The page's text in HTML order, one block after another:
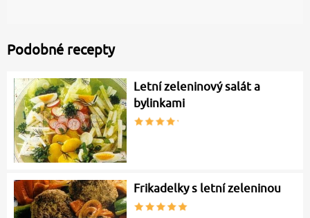
Podobné recepty
Letní zeleninový salát a
bylinkami
Frikadelky s letní zeleninou